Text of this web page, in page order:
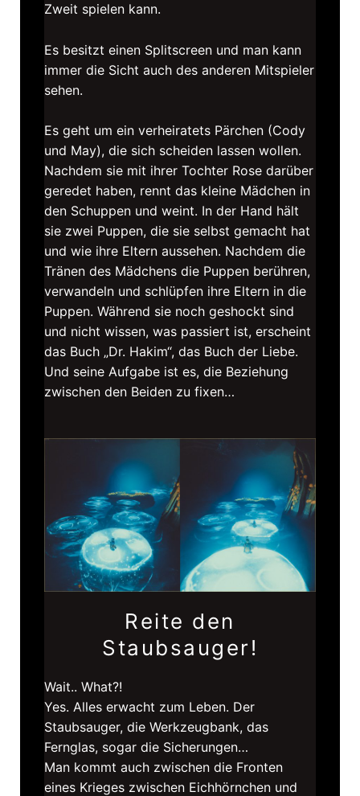
Zweit spielen kann.
Es besitzt einen Splitscreen und man kann
immer die Sicht auch des anderen Mitspieler
sehen.
Es geht um ein verheiratets Pärchen (Cody
und May), die sich scheiden lassen wollen.
Nachdem sie mit ihrer Tochter Rose darüber
geredet haben, rennt das kleine Mädchen in
den Schuppen und weint. In der Hand hält
sie zwei Puppen, die sie selbst gemacht hat
und wie ihre Eltern aussehen. Nachdem die
Tränen des Mädchens die Puppen berühren,
verwandeln und schlüpfen ihre Eltern in die
Puppen. Während sie noch geshockt sind
und nicht wissen, was passiert ist, erscheint
das Buch „Dr. Hakim“, das Buch der Liebe.
Und seine Aufgabe ist es, die Beziehung
zwischen den Beiden zu fixen…
Reite den
Staubsauger!
Wait.. What?!
Yes. Alles erwacht zum Leben. Der
Staubsauger, die Werkzeugbank, das
Fernglas, sogar die Sicherungen…
Man kommt auch zwischen die Fronten
eines Krieges zwischen Eichhörnchen und